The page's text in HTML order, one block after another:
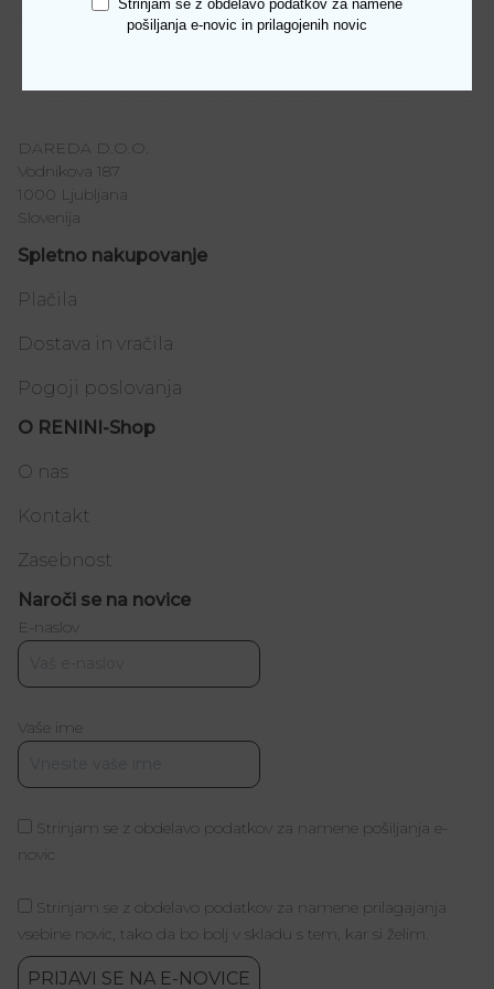
DAREDA D.O.O.
Vodnikova 187
1000 Ljubljana
Slovenija
Spletno nakupovanje
Plačila
Dostava in vračila
Pogoji poslovanja
O RENINI-Shop
O nas
Kontakt
Zasebnost
Naroči se na novice
E-naslov
Vaše ime
Strinjam se z obdelavo podatkov za namene pošiljanja e-
novic
Strinjam se z obdelavo podatkov za namene prilagajanja
vsebine novic, tako da bo bolj v skladu s tem, kar si želim.
PRIJAVI SE NA E-NOVICE
Strinjam se z obdelavo podatkov za namene
pošiljanja e-novic in prilagojenih novic